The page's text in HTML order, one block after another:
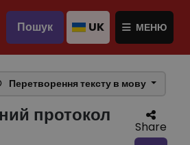
Пошук UK МЕНЮ
Перетворення тексту в мову
протокол
Share